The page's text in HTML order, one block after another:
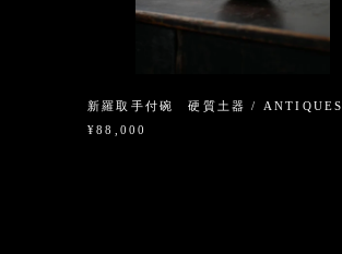
新羅取手付碗 硬質土器 / ANTIQUES
¥88,000